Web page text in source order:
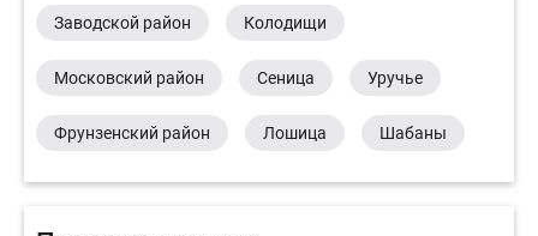
Заводской район Колодищи
Московский район Сеница Уручье
Фрунзенский район Лошица Шабаны